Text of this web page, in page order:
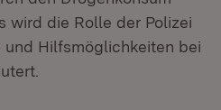
wird die Rolle der Polizei
Hilfsmöglichkeiten bei